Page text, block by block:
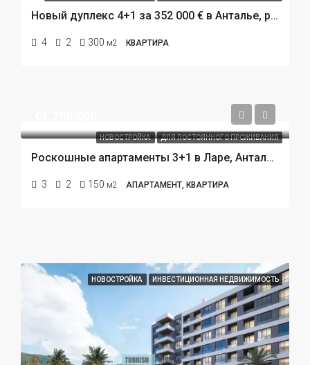
Новый дуплекс 4+1 за 352 000 € в Анталье, район Коньяалты. 800 метров до пляжа.
4 2 300 м2 КВАРТИРА
НОВОСТРОЙКА ДЛЯ ПОСТОЯННОГО ПРОЖИВАНИЯ
Роскошные апартаменты 3+1 в Ларе, Анталья: жизнь на берегу моря в формате 5‑звёздочного отеля
3 2 150 м2 АПАРТАМЕНТ, КВАРТИРА
НОВОСТРОЙКА ИНВЕСТИЦИОННАЯ НЕДВИЖИМОСТЬ